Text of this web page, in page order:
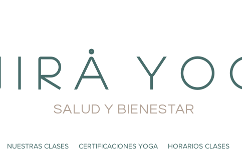
i r å Y o
NUESTRAS CLASES CERTIFICACIONES YOGA HORARIOS CLASES
SALUD Y BIENESTAR